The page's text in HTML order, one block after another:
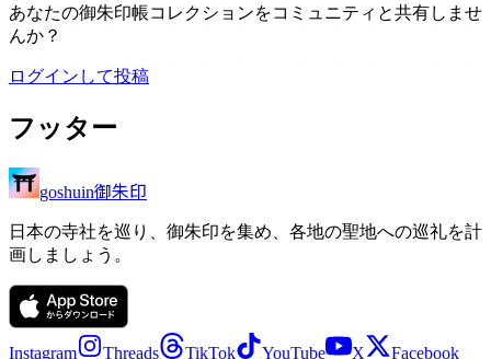
あなたの御朱印帳コレクションをコミュニティと共有しませ
んか？
ログインして投稿
フッター
goshuin御朱印
日本の寺社を巡り、御朱印を集め、各地の聖地への巡礼を計
画しましょう。
Instagram Threads TikTok YouTube X
Facebook